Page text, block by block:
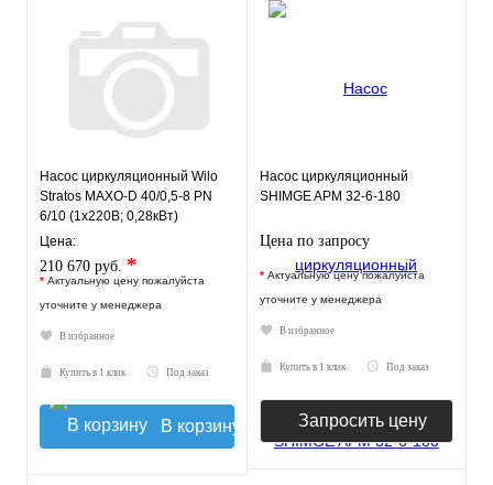
Насос циркуляционный Wilo
Stratos MAXO-D 40/0,5-8 PN
6/10 (1х220В; 0,28кВт)
Цена:
210 670 руб. *
* Актуальную цену пожалуйста
уточните у менеджера
В избранное
Купить в 1 клик Под заказ
В корзину
Насос циркуляционный
SHIMGE APM 32-6-180
Цена по запросу
* Актуальную цену пожалуйста
уточните у менеджера
В избранное
Купить в 1 клик Под заказ
Запросить цену